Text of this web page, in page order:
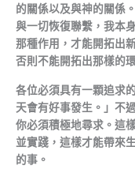
的關係以及與神的關係
與一切恢復聯繫，我本
那種作用，才能開拓出
否則不能開拓出那樣的
各位必須具有一顆追求
天會有好事發生。」不
你必須積極地尋求。這
並實踐，這樣才能帶來
的事。